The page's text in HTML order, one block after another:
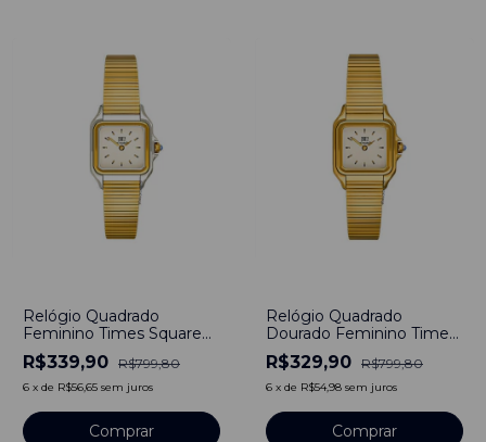
Relógio Quadrado
Feminino Times Square
Bicolor Line Aço
Inoxidável Banho em
Titânio
R$339,90 R$799,80
6 x de R$56,65 sem juros
Comprar
Relógio Quadrado
Dourado Feminino Times
Square Line Gold Aço
Inoxidável Banho em
Titânio
R$329,90 R$799,80
6 x de R$54,98 sem juros
Comprar